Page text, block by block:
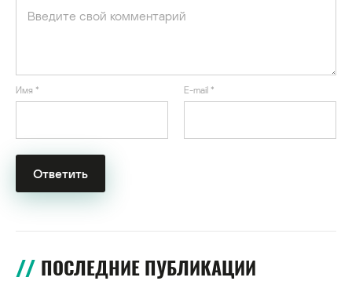
Имя * E-mail *
ПОСЛЕДНИЕ ПУБЛИКАЦИИ